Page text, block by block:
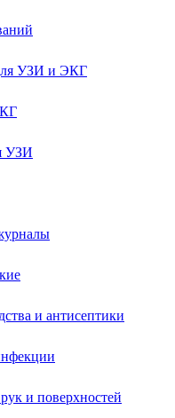
УЗИ и ЭКГ
УЗИ
и антисептики
и поверхностей